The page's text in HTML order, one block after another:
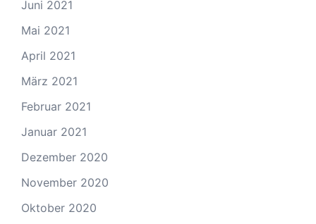
Juni 2021
Mai 2021
April 2021
März 2021
Februar 2021
Januar 2021
Dezember 2020
November 2020
Oktober 2020